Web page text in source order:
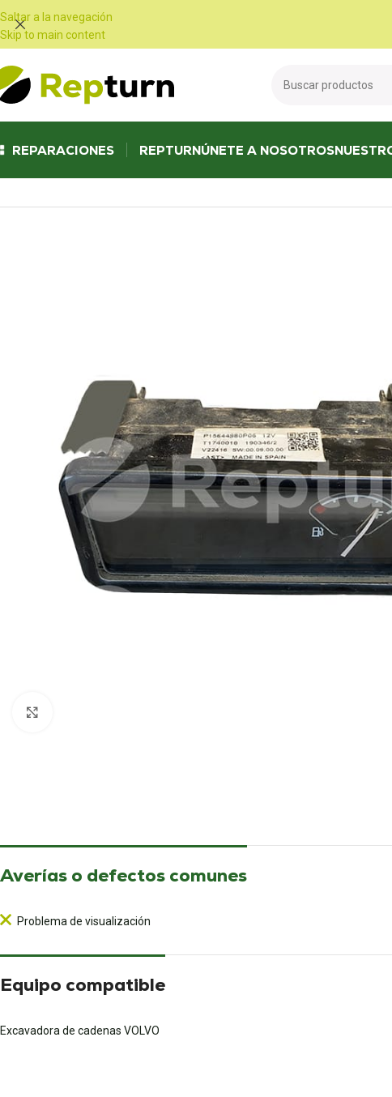
Saltar a la navegación
Skip to main content
REPARACIONES REPTURNÚNETE A NOSOTROS
Averías o defectos comunes
Problema de visualización
Equipo compatible
Excavadora de cadenas VOLVO